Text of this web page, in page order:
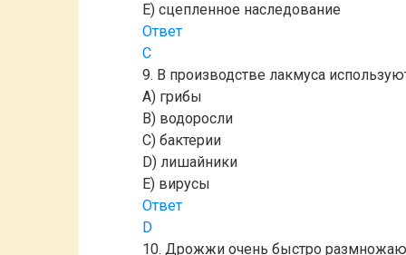
E) сцепленное наследование
Ответ
C
9. В производстве лакмуса
A) грибы
B) водоросли
C) бактерии
D) лишайники
E) вирусы
Ответ
D
10. Дрожжи очень быстро